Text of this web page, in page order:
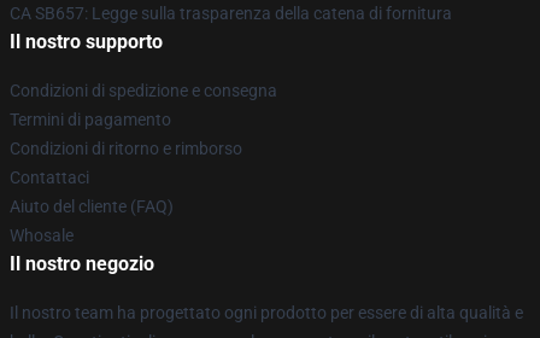
CA SB657: Legge sulla trasparenza della catena di fornitura
Il nostro supporto
Condizioni di spedizione e consegna
Termini di pagamento
Condizioni di ritorno e rimborso
Contattaci
Aiuto del cliente (FAQ)
Whosale
Il nostro negozio
Il nostro team ha progettato ogni prodotto per essere di alta qualità e